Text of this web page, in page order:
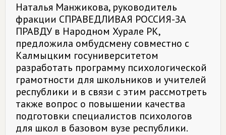
Наталья Манжикова, руководитель
фракции СПРАВЕДЛИВАЯ РОССИЯ-ЗА
ПРАВДУ в Народном Хурале РК,
предложила омбудсмену совместно с
Калмыцким госуниверситетом
разработать программу психологической
грамотности для школьников и учителей
республики и в связи с этим рассмотреть
также вопрос о повышении качества
подготовки специалистов психологов
для школ в базовом вузе республики.